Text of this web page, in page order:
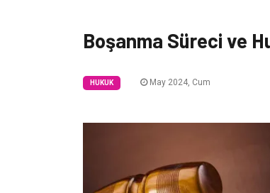
Boşanma Süreci ve
HUKUK May 2024, Cum